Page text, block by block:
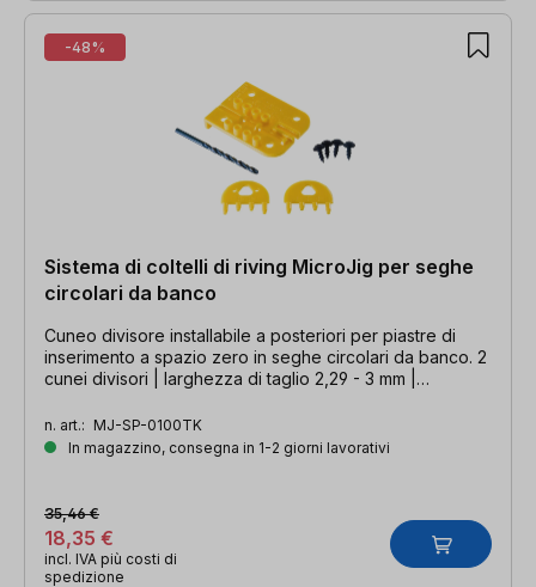
-48%
Sistema di coltelli di riving MicroJig per seghe
circolari da banco
Cuneo divisore installabile a posteriori per piastre di
inserimento a spazio zero in seghe circolari da banco. 2
cunei divisori | larghezza di taglio 2,29 - 3 mm |
n. art.: MJ-SP-0100TK
In magazzino, consegna in 1-2 giorni lavorativi
18,35 €
35,46 €
incl. IVA più costi di
spedizione